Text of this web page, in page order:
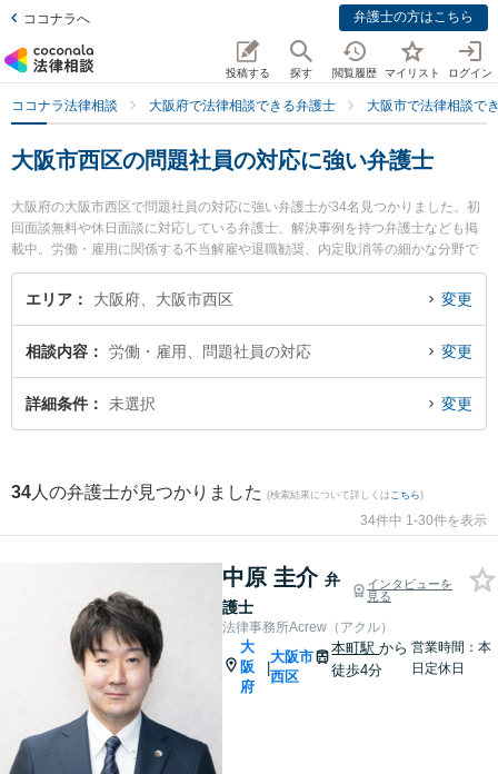
ココナラへ 弁護士の方はこちら
投稿する 探す 閲覧履歴 マイリスト ログイン
ココナラ法律相談 大阪府で法律相談できる弁護士 大阪市で法律相談で
大阪市西区の問題社員の対応に強い弁護士
大阪府の大阪市西区で問題社員の対応に強い弁護士が34名見つかりました。初
回面談無料や休日面談に対応している弁護士、解決事例を持つ弁護士なども掲
載中。労働・雇用に関係する不当解雇や退職勧奨、内定取消等の細かな分野で
の絞り込み検索もでき便利です。特に法律事務所Acrew（アクル）の中原 圭介
弁護士や土佐堀通り法律事務所の有田 和生弁護士、土佐堀通り法律事務所の權
に弁護士に相談したい』『問題社員の対応のトラブル解決の実績豊富な近くの
弁護士を検索したい』『初回相談無料で問題社員の対応を法律相談できる大阪
市西区内の弁護士に相談予約したい』などでお困りの相談者さんにおすすめで
エリア 大阪府、大阪市西区 変更
相談内容 労働・雇用、問題社員の対応 変更
詳細条件 未選択 変更
34 人の弁護士が見つかりました (検索結果について詳しくは こちら)
34件中 1-30件を表示
中原 圭介 弁
護士
インタビューを
見る
法律事務所Acrew（アクル）
大
阪
府
|
大阪市
西区
本町駅から
徒歩4分
営業時間：本
日定休日